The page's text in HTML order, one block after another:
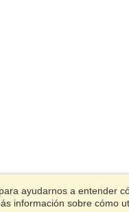
ayudarnos a entender
información sobre cómo